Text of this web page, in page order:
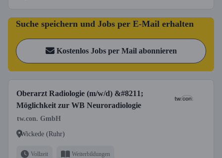
Suche speichern und Jobs per E-Mail erhalten
Kostenlos Jobs per Mail abonnieren
Oberarzt Radiologie (m/w/d) &#8211;
Möglichkeit zur WB Neuroradiologie
tw.con. GmbH
Wickede (Ruhr)
Vollzeit Weiterbildungen